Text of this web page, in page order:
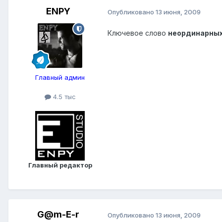
ENPY
Главный админ
4.5 тыс
Главный редактор
Опубликовано 13 июня, 2009
Ключевое слово
G@m-E-r Опубликовано 13 июня, 2009